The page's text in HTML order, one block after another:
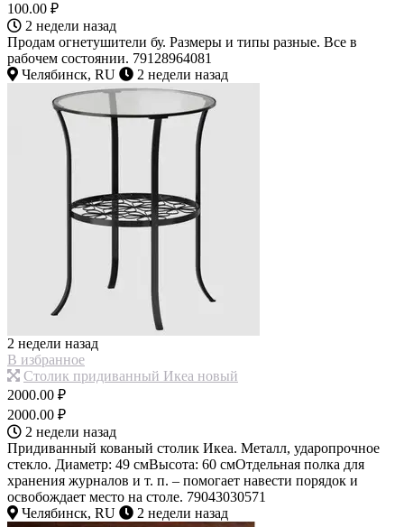
100.00 ₽
2 недели назад
Продам огнетушители бу. Размеры и типы разные. Все в
рабочем состоянии. 79128964081
Челябинск, RU
2 недели назад
2 недели назад
В избранное
Столик придиванный Икеа новый
2000.00 ₽
2000.00 ₽
2 недели назад
Придиванный кованый столик Икеа. Металл, ударопрочное
стекло. Диаметр: 49 смВысота: 60 смОтдельная полка для
хранения журналов и т. п. – помогает навести порядок и
освобождает место на столе. 79043030571
Челябинск, RU
2 недели назад